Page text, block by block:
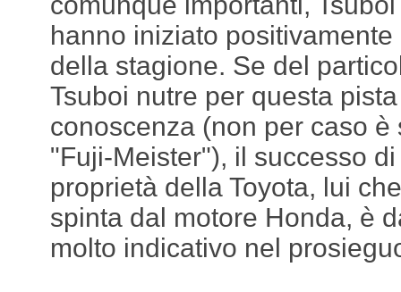
hanno iniziato
della stagione. Se del
Tsuboi nutre per questa
conoscenza (non per caso
"Fuji-Meister"), il successo
proprietà della Toyota, lui
spinta dal motore Honda, è
molto indicativo nel